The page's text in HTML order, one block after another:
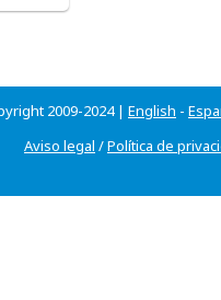
2009-2024 | English -
Aviso legal /Política de